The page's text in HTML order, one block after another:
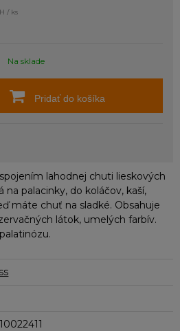
/ ks
Na sklade
Pridať do košíka
lahodnej chuti lieskových
na palacinky, do koláčov, kaší,
máte chuť na sladké. Obsahuje
látok, umelých farbív.